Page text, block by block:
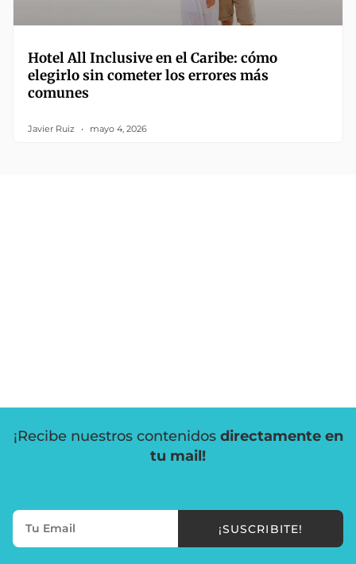
Hotel All Inclusive en el Caribe: cómo
elegirlo sin cometer los errores más
comunes
Javier Ruiz mayo 4, 2026
¡Recibe nuestros contenidos directamente en
tu mail!
¡SUSCRIBITE!